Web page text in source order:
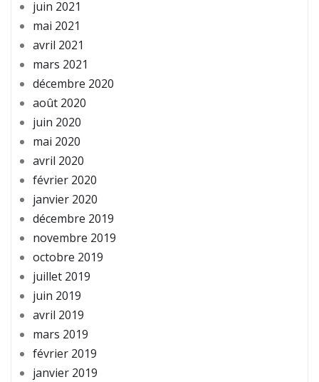
juin 2021
mai 2021
avril 2021
mars 2021
décembre 2020
août 2020
juin 2020
mai 2020
avril 2020
février 2020
janvier 2020
décembre 2019
novembre 2019
octobre 2019
juillet 2019
juin 2019
avril 2019
mars 2019
février 2019
janvier 2019